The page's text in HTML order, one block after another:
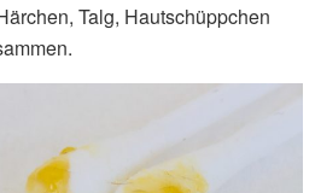
Talg, Hautschüppchen